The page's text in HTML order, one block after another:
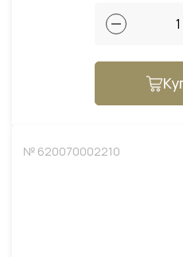
№ 620070002210